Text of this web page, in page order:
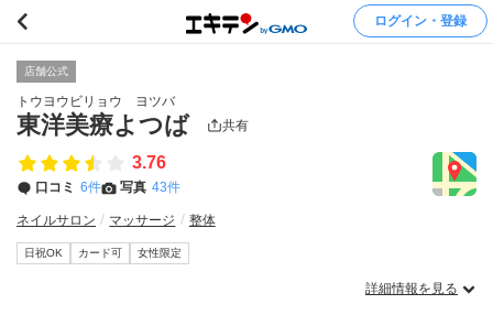
ログイン・登録
店舗公式
トウヨウビリョウ ヨツバ
東洋美療よつば 共有
3.76
口コミ 6件 写真 43件
ネイルサロン マッサージ 整体
日祝OK カード可 女性限定
詳細情報を見る